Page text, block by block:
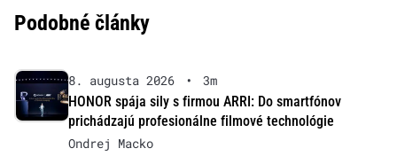
Podobné články
8. augusta 2026 •
3m
HONOR spája sily s firmou ARRI: Do smartfónov
prichádzajú profesionálne filmové technológie
Ondrej Macko